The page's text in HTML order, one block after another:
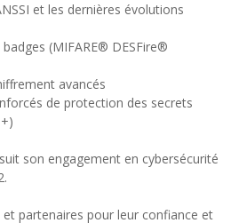
et les dernières évolutions
(MIFARE® DESFire®
avancés
de protection des secrets
son engagement en cybersécurité
partenaires pour leur confiance et